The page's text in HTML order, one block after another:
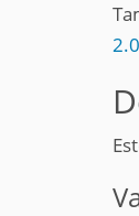
q
u
2.0